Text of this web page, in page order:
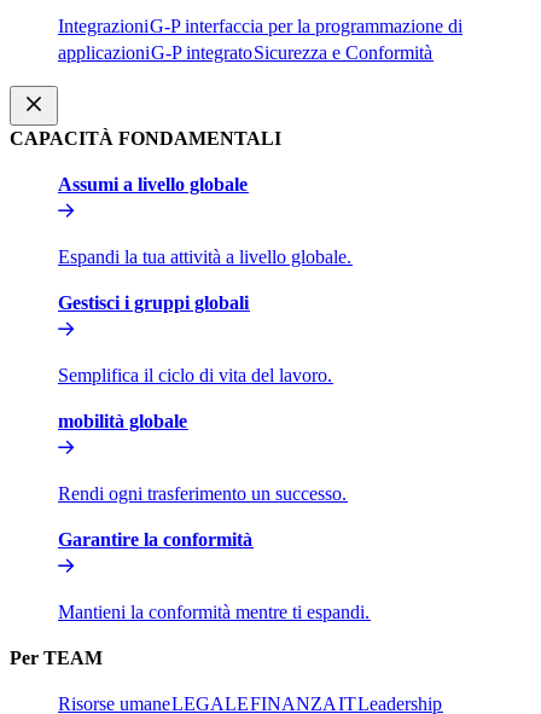
Integrazioni​​G-P interfaccia per la programmazione di
applicazioni​​G-P integrato​​Sicurezza e Conformità​​
CAPACITÀ FONDAMENTALI​​
Assumi a livello globale​​
Espandi la tua attività a livello globale.​​
Gestisci i gruppi globali​​
Semplifica il ciclo di vita del lavoro.​​
mobilità globale​​
Rendi ogni trasferimento un successo.​​
Garantire la conformità​​
Mantieni la conformità mentre ti espandi.​​
Per TEAM​​
Risorse umane​​LEGALE​​FINANZA​​IT​​Leadership​​